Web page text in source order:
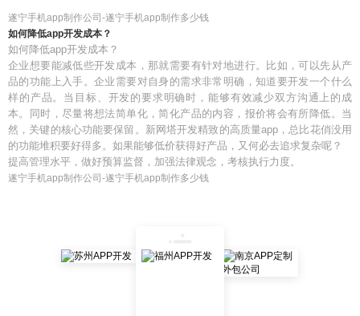
遂宁手机app制作公司-遂宁手机app制作多少钱
如何降低app开发成本？
如何降低app开发成本？
企业想要能减低些开发成本，那就需要有针对地进行。比如，可以先从产
品的功能上入手。企业需要对自身的需求非常明确，知道要开发一个什么
样的产品。当目标、开发的要求明确时，能够有效减少双方沟通上的成
本。同时，尽量将想法简单化，简化产品的内容，报价将会有所降低。当
然，关键的核心功能要保留。新网塔开发精致的高质量app，总比花俏没用
的功能堆积要好得多。如果能够低价获得好产品，又何必去追求复杂呢？
提高管理水平，做好预算监督，加强法律观念，考核执行力度。
遂宁手机app制作公司-遂宁手机app制作多少钱